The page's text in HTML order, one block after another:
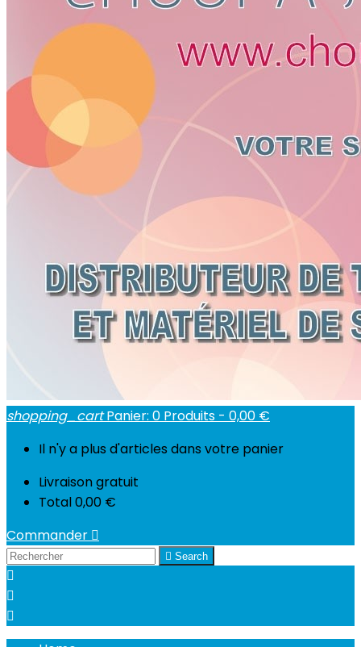
shopping_cart Panier: 0 Produits - 0,00 €
Il n'y a plus d'articles dans votre panier
Livraisongratuit
Total0,00 €
Commander 
 Search


